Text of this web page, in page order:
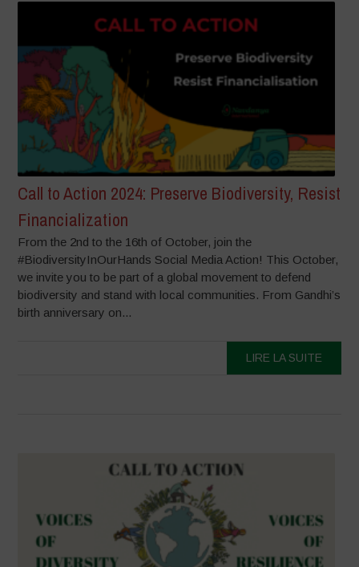
Call to Action 2024: Preserve Biodiversity, Resist
Financialization
From the 2nd to the 16th of October, join the
#BiodiversityInOurHands Social Media Action! This October,
we invite you to be part of a global movement to defend
biodiversity and stand with local communities. From Gandhi’s
birth anniversary on...
LIRE LA SUITE